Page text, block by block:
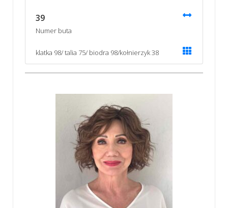
39
Numer buta
klatka 98/ talia 75/ biodra 98/kołnierzyk 38